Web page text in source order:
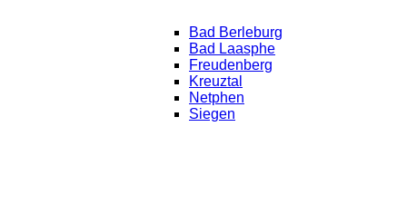
Bad Berleburg
Bad Laasphe
Freudenberg
Kreuztal
Netphen
Siegen